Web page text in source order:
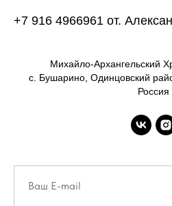
+7 916 4966961 от.
Михайло-Архангельский
с. Бушарино, Одинцовский
Россия